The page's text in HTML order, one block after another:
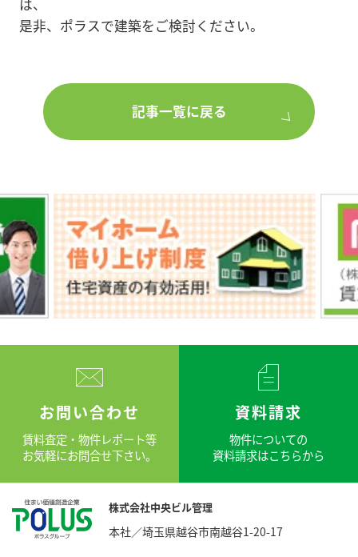
は、
是非、ポラスで建築をご検討ください。
記事一覧に戻る
お問い合わせ
賃料査定・物件レポート等
お気軽にお問合せ下さい。
資料請求
物件についての
資料請求はこちらから
株式会社中央ビル管理
本社／埼玉県越谷市南越谷1-20-17